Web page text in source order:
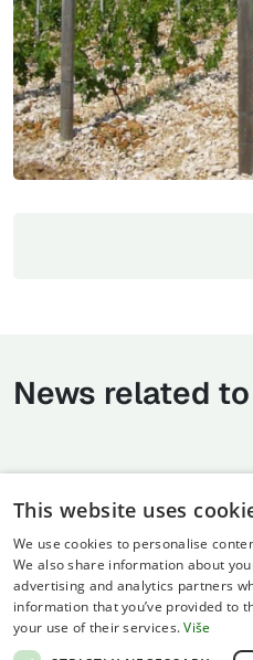
News related
Terms of use
This website uses
We use cookies to personalise
We also share information about
advertising and analytics partners
information that you’ve provided to
your use of their services. Više